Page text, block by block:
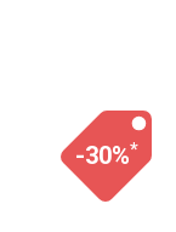
-30%*